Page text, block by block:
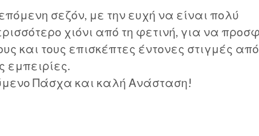
σεζόν, με την ευχή να είναι πολύ
χιόνι από τη φετινή, για να
και τους επισκέπτες έντονες στιγμές
εμπειρίες.
Πάσχα και καλή Ανάσταση!